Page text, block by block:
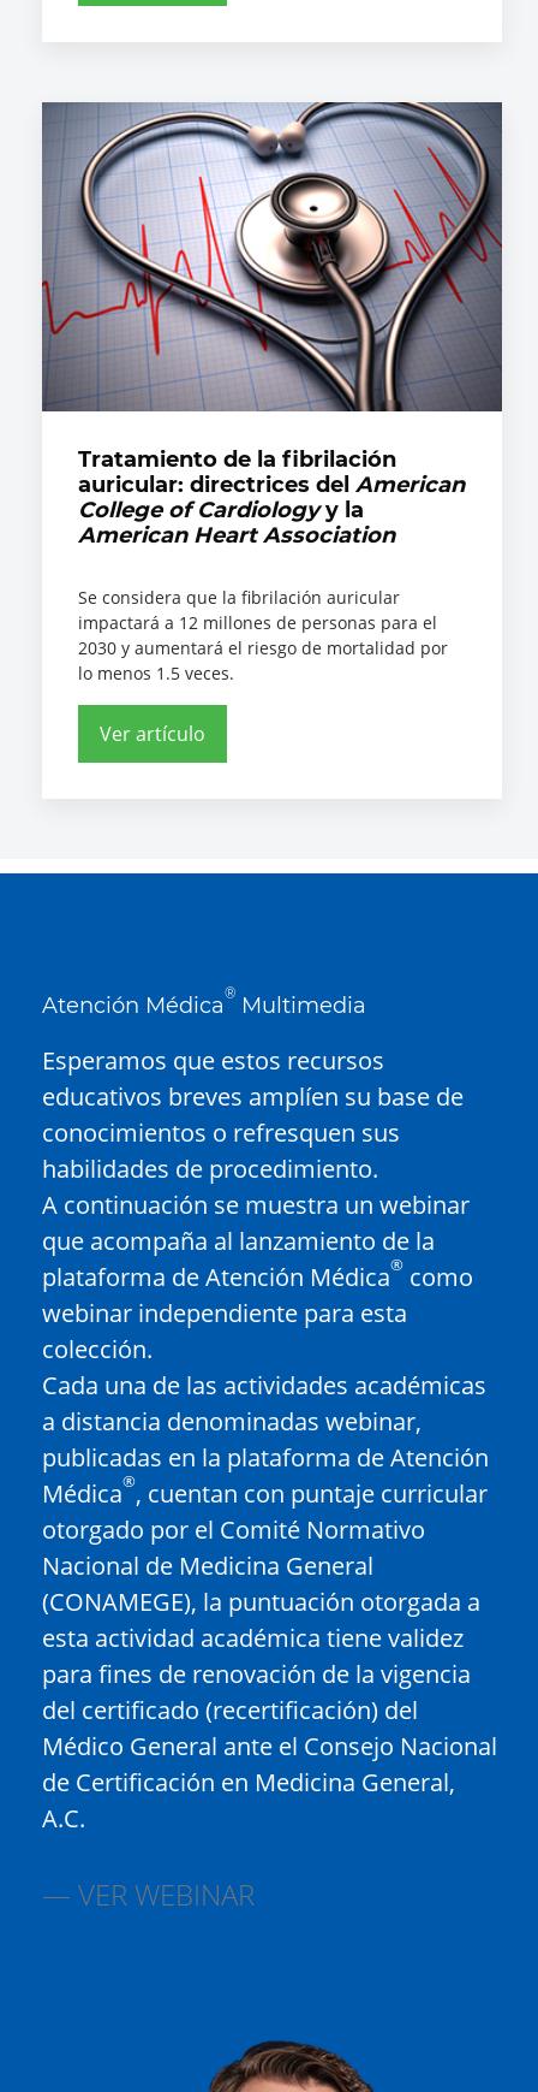
Tratamiento de la fibrilación
auricular: directrices del American
College of Cardiologyy la
American Heart Association
Se considera que la fibrilación auricular
impactará a 12 millones de personas para el
2030 y aumentará el riesgo de mortalidad por
lo menos 1.5 veces.
Ver artículo
Atención Médica® Multimedia
Esperamos que estos recursos
educativos breves amplíen su base de
conocimientos o refresquen sus
habilidades de procedimiento.
A continuación se muestra un webinar
que acompaña al lanzamiento de la
plataforma de Atención Médica® como
webinar independiente para esta
colección.
Cada una de las actividades académicas
a distancia denominadas webinar,
publicadas en la plataforma de Atención
Médica®, cuentan con puntaje curricular
otorgado por el Comité Normativo
Nacional de Medicina General
(CONAMEGE), la puntuación otorgada a
esta actividad académica tiene validez
para fines de renovación de la vigencia
del certificado (recertificación) del
Médico General ante el Consejo Nacional
de Certificación en Medicina General,
A.C.
VER WEBINAR